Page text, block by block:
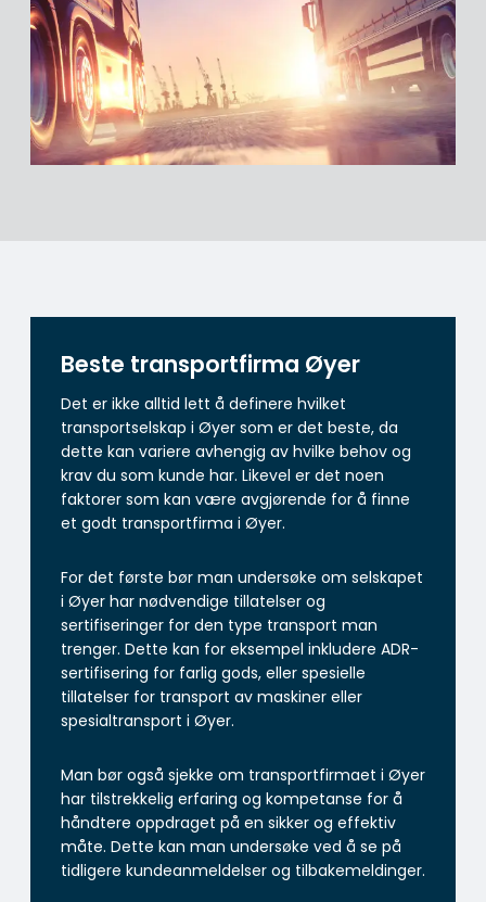
Beste transportfirma Øyer
Det er ikke alltid lett å definere hvilket
transportselskap i Øyer som er det beste, da
dette kan variere avhengig av hvilke behov og
krav du som kunde har. Likevel er det noen
faktorer som kan være avgjørende for å finne
et godt transportfirma i Øyer.
For det første bør man undersøke om selskapet
i Øyer har nødvendige tillatelser og
sertifiseringer for den type transport man
trenger. Dette kan for eksempel inkludere ADR-
sertifisering for farlig gods, eller spesielle
tillatelser for transport av maskiner eller
spesialtransport i Øyer.
Man bør også sjekke om transportfirmaet i Øyer
har tilstrekkelig erfaring og kompetanse for å
håndtere oppdraget på en sikker og effektiv
måte. Dette kan man undersøke ved å se på
tidligere kundeanmeldelser og tilbakemeldinger.